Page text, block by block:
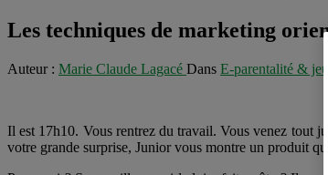
Les techniques de marketing
Auteur : Marie Claude Lagacé Dans E-parentalité &
Il est 17h10. Vous rentrez du travail. Vous venez tout
votre grande surprise, Junior vous montre un produit